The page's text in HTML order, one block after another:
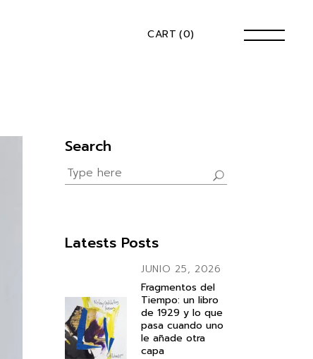
CART (0)
Search
Search
for:
Latests Posts
JUNIO 25, 2026
Fragmentos del
Tiempo: un libro
de 1929 y lo que
pasa cuando uno
le añade otra
capa